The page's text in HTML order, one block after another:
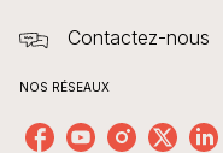
Contactez-nous
NOS RÉSEAUX